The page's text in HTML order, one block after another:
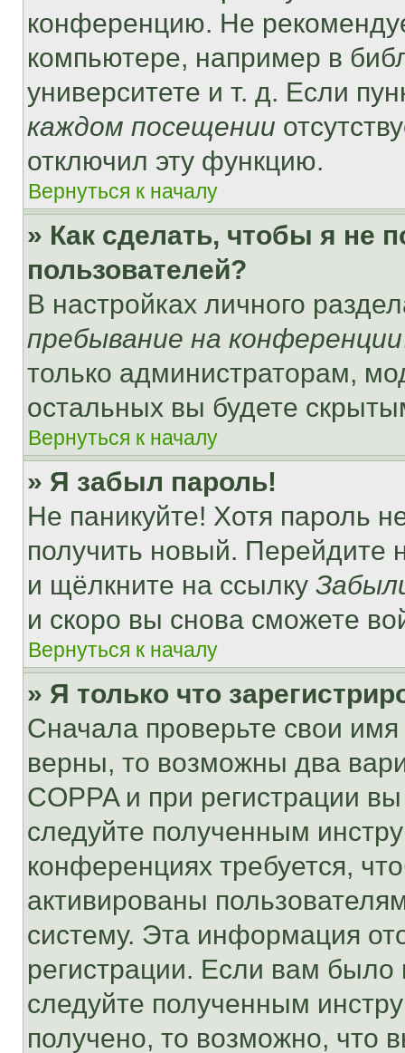
конференцию. Не
компьютере, например в
университете и т. д. Если
каждом посещении
отключил эту функцию.
Вернуться к началу
» Как сделать, чтобы я не
пользователей?
В настройках личного
пребывание на конференции
только администраторам,
остальных вы будете
Вернуться к началу
» Я забыл пароль!
Не паникуйте! Хотя пароль
получить новый. Перейдите
и щёлкните на ссылку
и скоро вы снова сможете
Вернуться к началу
» Я только что
Сначала проверьте свои
верны, то возможны два
COPPA и при регистрации
следуйте полученным
конференциях требуется,
активированы
систему. Эта информация
регистрации. Если вам
следуйте полученным
получено, то возможно, что